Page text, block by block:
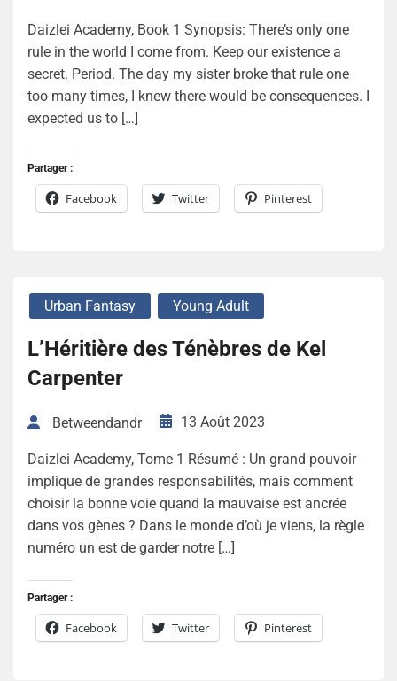
Daizlei Academy, Book 1 Synopsis: There’s only one
rule in the world I come from. Keep our existence a
secret. Period. The day my sister broke that rule one
too many times, I knew there would be consequences. I
expected us to […]
Partager :
Facebook Twitter Pinterest
Urban Fantasy Young Adult
L’Héritière des Ténèbres de Kel
Carpenter
Betweendandr 13 Août 2023
Daizlei Academy, Tome 1 Résumé : Un grand pouvoir
implique de grandes responsabilités, mais comment
choisir la bonne voie quand la mauvaise est ancrée
dans vos gènes ? Dans le monde d’où je viens, la règle
numéro un est de garder notre […]
Partager :
Facebook Twitter Pinterest